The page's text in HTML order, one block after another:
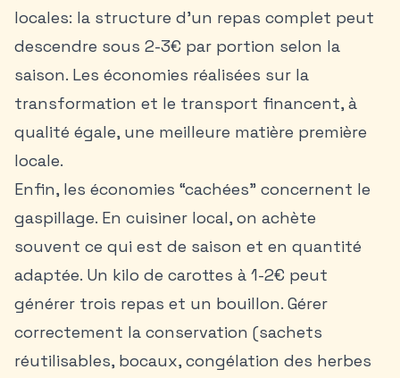
locales: la structure d’un repas complet peut
descendre sous 2-3€ par portion selon la
saison. Les économies réalisées sur la
transformation et le transport financent, à
qualité égale, une meilleure matière première
locale.
Enfin, les économies “cachées” concernent le
gaspillage. En cuisiner local, on achète
souvent ce qui est de saison et en quantité
adaptée. Un kilo de carottes à 1-2€ peut
générer trois repas et un bouillon. Gérer
correctement la conservation (sachets
réutilisables, bocaux, congélation des herbes